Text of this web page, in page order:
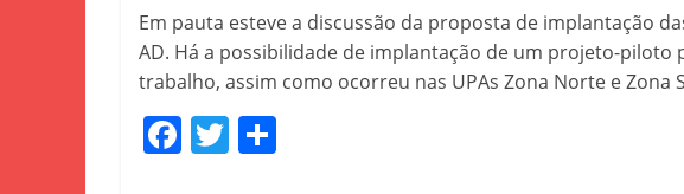
Em pauta esteve a discussão da proposta de implantação
AD. Há a possibilidade de implantação de um projeto-piloto
trabalho, assim como ocorreu nas UPAs Zona Norte e Zona
F T